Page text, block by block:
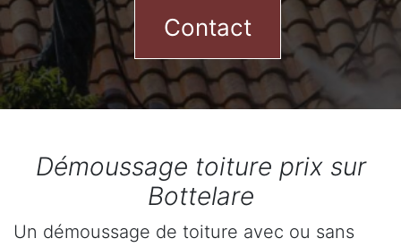
Contact
Démoussage toiture prix sur
Bottelare
Un démoussage de toiture avec ou sans